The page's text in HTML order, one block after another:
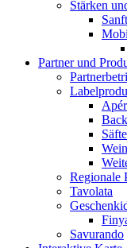
Stärken
Partner und
Säfte
Wein
Regionale
Tavolata
Savurando